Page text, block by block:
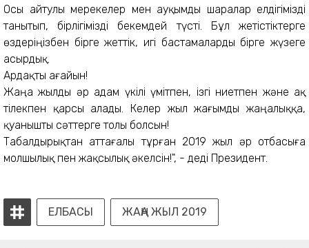
Осы айтулы мерекелер мен ауқымды шаралар елдігімізді
танытып, бірлігімізді бекемдей түсті. Бұл жетістіктерге
өздеріңізбен бірге жеттік, игі бастамаларды бірге жүзеге
асырдық.
Ардақты ағайын!
Жаңа жылды әр адам үкілі үмітпен, ізгі ниетпен және ақ
тілекпен қарсы алады. Келер жыл жағымды жаңалыққа,
қуанышты сәттерге толы болсын!
Табалдырықтан аттағалы тұрған 2019 жыл әр отбасыға
молшылық пен жақсылық әкелсін!", - деді Президент.
ЕЛБАСЫ ЖАҢА ЖЫЛ 2019